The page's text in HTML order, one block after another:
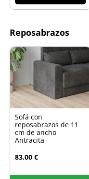
Reposabrazos
Sofá con
reposabrazos de 11
cm de ancho
Antracita
83.00 €